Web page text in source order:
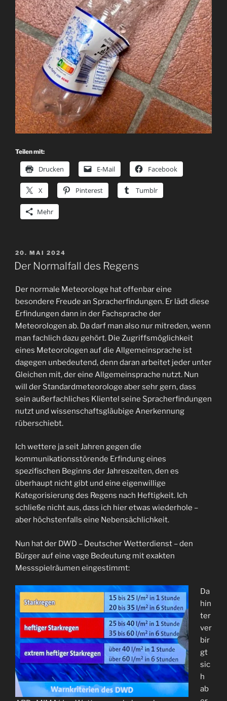
Teilen mit:
Drucken E-Mail Facebook
X Pinterest Tumblr
Mehr
VERÖFFENTLICHT
AM
20. MAI 2024
Der Normalfall des Regens
Der normale Meteorologe hat offenbar eine
besondere Freude an Spracherfindungen. Er lädt diese
Erfindungen dann in der Fachsprache der
Meteorologen ab. Da darf man also nur mitreden, wenn
man fachlich dazu gehört. Die Zugriffsmöglichkeit
eines Meteorologen auf die Allgemeinsprache ist
dagegen unbedeutend, denn daran arbeitet jeder unter
Gleichen mit, der eine Allgemeinsprache nutzt. Nun
will der Standardmeteorologe aber sehr gern, dass
sein außerfachliches Klientel seine Spracherfindungen
nutzt und wissenschaftsgläubige Anerkennung
rüberschiebt.
Ich wettere ja seit Jahren gegen die
kommunikationsstörende Erfindung eines
spezifischen Beginns der Jahreszeiten, den es
überhaupt nicht gibt und eine eigenwillige
Kategorisierung des Regens nach Heftigkeit. Ich
schließe nicht aus, dass ich hier etwas wiederhole –
aber höchstenfalls eine Nebensächlichkeit.
Nun hat der DWD – Deutscher Wetterdienst – den
Bürger auf eine vage Bedeutung mit exakten
Messspielräumen eingestimmt:
Da
hin
ter
ver
bir
gt
sic
h
ab